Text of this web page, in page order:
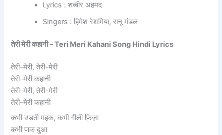
Lyrics : शब्बीर अहमद
Singers : हिमेश रेशमिया, रानू मंडल
तेरी मेरी कहानी – Teri Meri Kahani Song Hindi Lyrics
तेरी-मेरी, तेरी-मेरी
तेरी-मेरी कहानी
तेरी-मेरी, तेरी-मेरी
तेरी-मेरी कहानी
कभी उड़ती महक, कभी गीली फ़िज़ा
कभी पाक दुआ